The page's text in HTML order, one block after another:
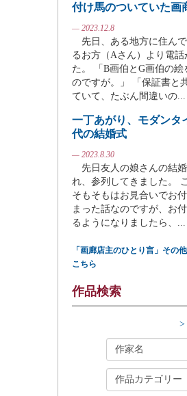
付け馬のついていた画
— 2023.12.8
先日、ある地方に住ん
るお方（Aさん）より電話
た。 「B画伯とG画伯の絵
のですが。」 「保証書と
ていて、たぶん間違いの...
一丁あがり、モダンタ
代の結婚式
— 2023.8.30
先日友人の娘さんの結婚
れ、参列してきました。
そもそもはお見合いでお
まった話なのですが、お
るようになりましたら、...
「画廊店主のひとり言」その
こちら
作品検索
>